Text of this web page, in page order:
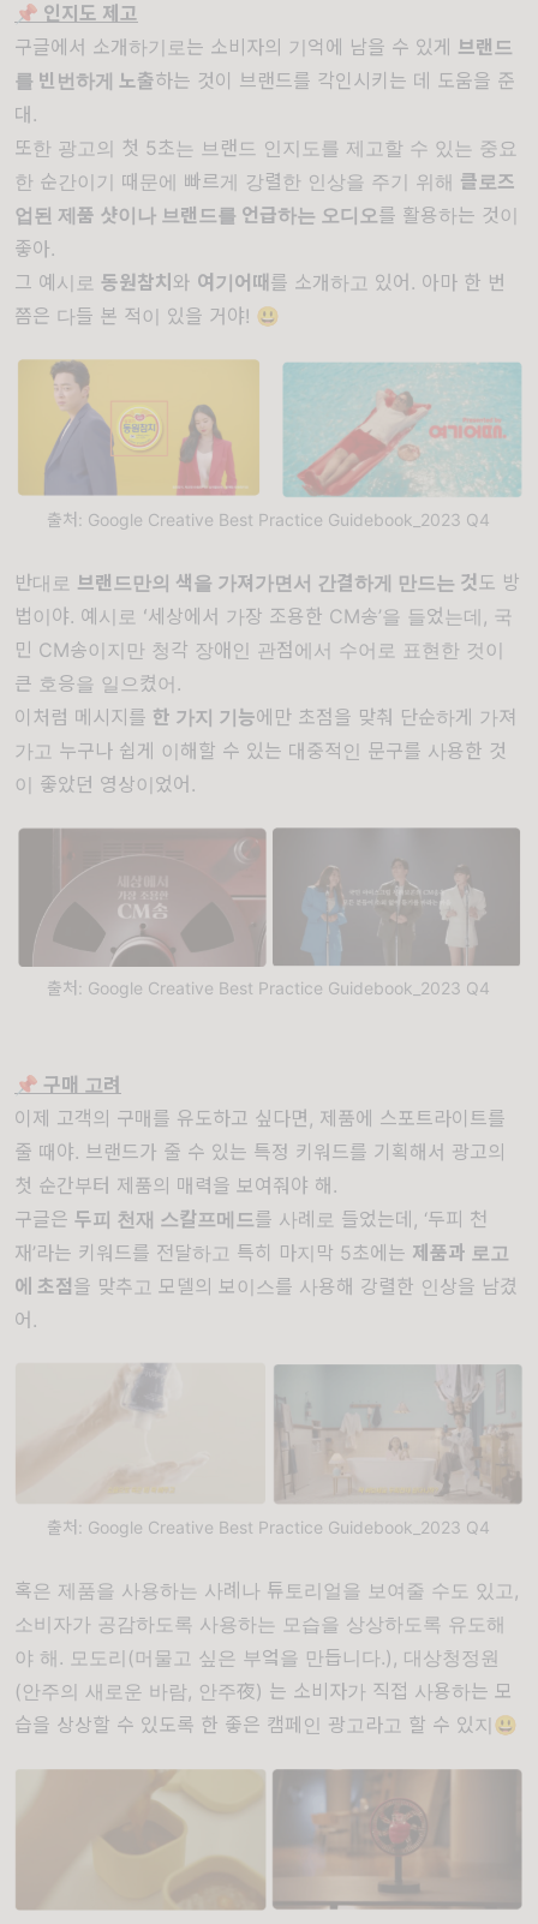
📌 인지도 제고
구글에서 소개하기로는 소비자의 기억에 남을 수 있게 브랜드
를 빈번하게 노출하는 것이 브랜드를 각인시키는 데 도움을 준
대.
또한 광고의 첫 5초는 브랜드 인지도를 제고할 수 있는 중요
한 순간이기 때문에 빠르게 강렬한 인상을 주기 위해 클로즈
업된 제품 샷이나 브랜드를 언급하는 오디오를 활용하는 것이
좋아.
그 예시로 동원참치 와 여기어때 를 소개하고 있어. 아마 한 번
쯤은 다들 본 적이 있을 거야! 😃
출처: Google Creative Best Practice Guidebook_2023 Q4
반대로 브랜드만의 색을 가져가면서 간결하게 만드는 것도 방
법이야. 예시로 ʻ세상에서 가장 조용한 CM송’을 들었는데, 국
민 CM송이지만 청각 장애인 관점에서 수어로 표현한 것이
큰 호응을 일으켰어.
이처럼 메시지를 한 가지 기능에만 초점을 맞춰 단순하게 가져
가고 누구나 쉽게 이해할 수 있는 대중적인 문구를 사용한 것
이 좋았던 영상이었어.
출처: Google Creative Best Practice Guidebook_2023 Q4
📌 구매 고려
이제 고객의 구매를 유도하고 싶다면, 제품에 스포트라이트를
줄 때야. 브랜드가 줄 수 있는 특정 키워드를 기획해서 광고의
첫 순간부터 제품의 매력을 보여줘야 해.
구글은 두피 천재 스칼프메드를 사례로 들었는데, ‘두피 천
재’라는 키워드를 전달하고 특히 마지막 5초에는 제품과 로고
에 초점을 맞추고 모델의 보이스를 사용해 강렬한 인상을 남겼
어.
출처: Google Creative Best Practice Guidebook_2023 Q4
혹은 제품을 사용하는 사례나 튜토리얼을 보여줄 수도 있고,
소비자가 공감하도록 사용하는 모습을 상상하도록 유도해
야 해. 모도리(머물고 싶은 부엌을 만듭니다.), 대상청정원
(안주의 새로운 바람, 안주夜) 는 소비자가 직접 사용하는 모
습을 상상할 수 있도록 한 좋은 캠페인 광고라고 할 수 있지😃